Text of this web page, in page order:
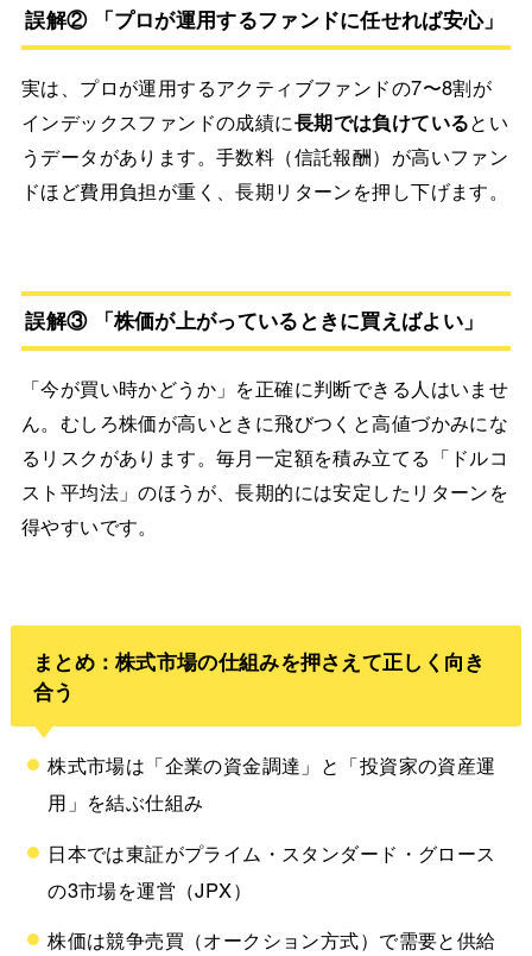
誤解② 「プロが運用するファンドに任せれば安心」
実は、プロが運用するアクティブファンドの7〜8割が
インデックスファンドの成績に長期では負けているとい
うデータがあります。手数料（信託報酬）が高いファン
ドほど費用負担が重く、長期リターンを押し下げます。
誤解③ 「株価が上がっているときに買えばよい」
「今が買い時かどうか」を正確に判断できる人はいませ
ん。むしろ株価が高いときに飛びつくと高値づかみにな
るリスクがあります。毎月一定額を積み立てる「ドルコ
スト平均法」のほうが、長期的には安定したリターンを
得やすいです。
まとめ：株式市場の仕組みを押さえて正しく向き
合う
株式市場は「企業の資金調達」と「投資家の資産運
用」を結ぶ仕組み
日本では東証がプライム・スタンダード・グロース
の3市場を運営（JPX）
株価は競争売買（オークション方式）で需要と供給